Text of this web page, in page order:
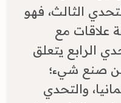
الثالث، فهو
علاقات مع
الرابع يتعلق
صنع شيء؛
والتحدي